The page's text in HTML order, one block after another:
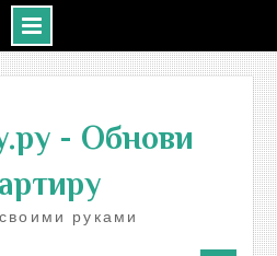
- Обнови
руками